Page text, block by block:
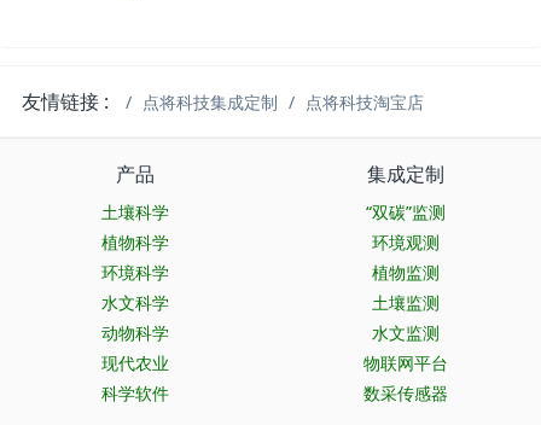
友情链接 : 点将科技集成定制 点将科技淘宝店
产品
土壤科学
植物科学
环境科学
水文科学
动物科学
现代农业
科学软件
集成定制
“双碳”监测
环境观测
植物监测
土壤监测
水文监测
物联网平台
数采传感器